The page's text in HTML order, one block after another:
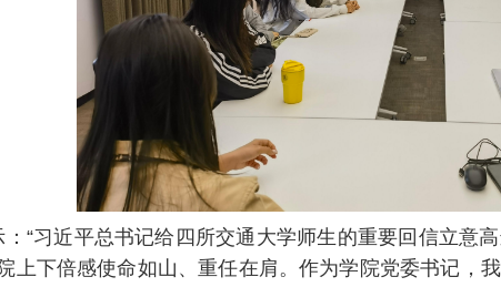
“习近平总书记给四所交通大学师生的重要回信立意
上下倍感使命如山、重任在肩。作为学院党委书记，